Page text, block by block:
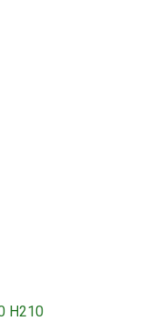
H210